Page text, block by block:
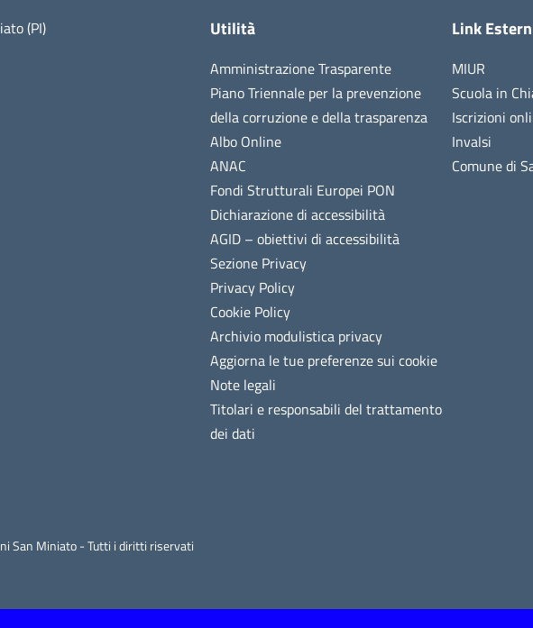
(PI)
Utilità
Amministrazione Trasparente
Piano Triennale per la prevenzione
della corruzione e della trasparenza
Albo Online
ANAC
Fondi Strutturali Europei PON
Dichiarazione di accessibilità
AGID – obiettivi di accessibilità
Sezione Privacy
Privacy Policy
Cookie Policy
Archivio modulistica privacy
Aggiorna le tue preferenze sui cookie
Note legali
Titolari e responsabili del trattamento
dei dati
Link
MIUR
Scuola in
Iscrizioni
Invalsi
Comune di
San Miniato - Tutti i diritti riservati